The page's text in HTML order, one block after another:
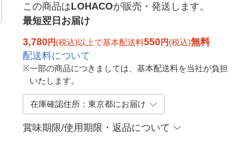
この商品はLOHACOが販売・発送します。
最短翌日お届け
3,780円(税込)以上で基本配送料550円(税込)無料
配送料について
※一部の商品につきましては、基本配送料を当社が負担
いたします。
在庫確認住所：東京都にお届け
賞味期限/使用期限・返品について